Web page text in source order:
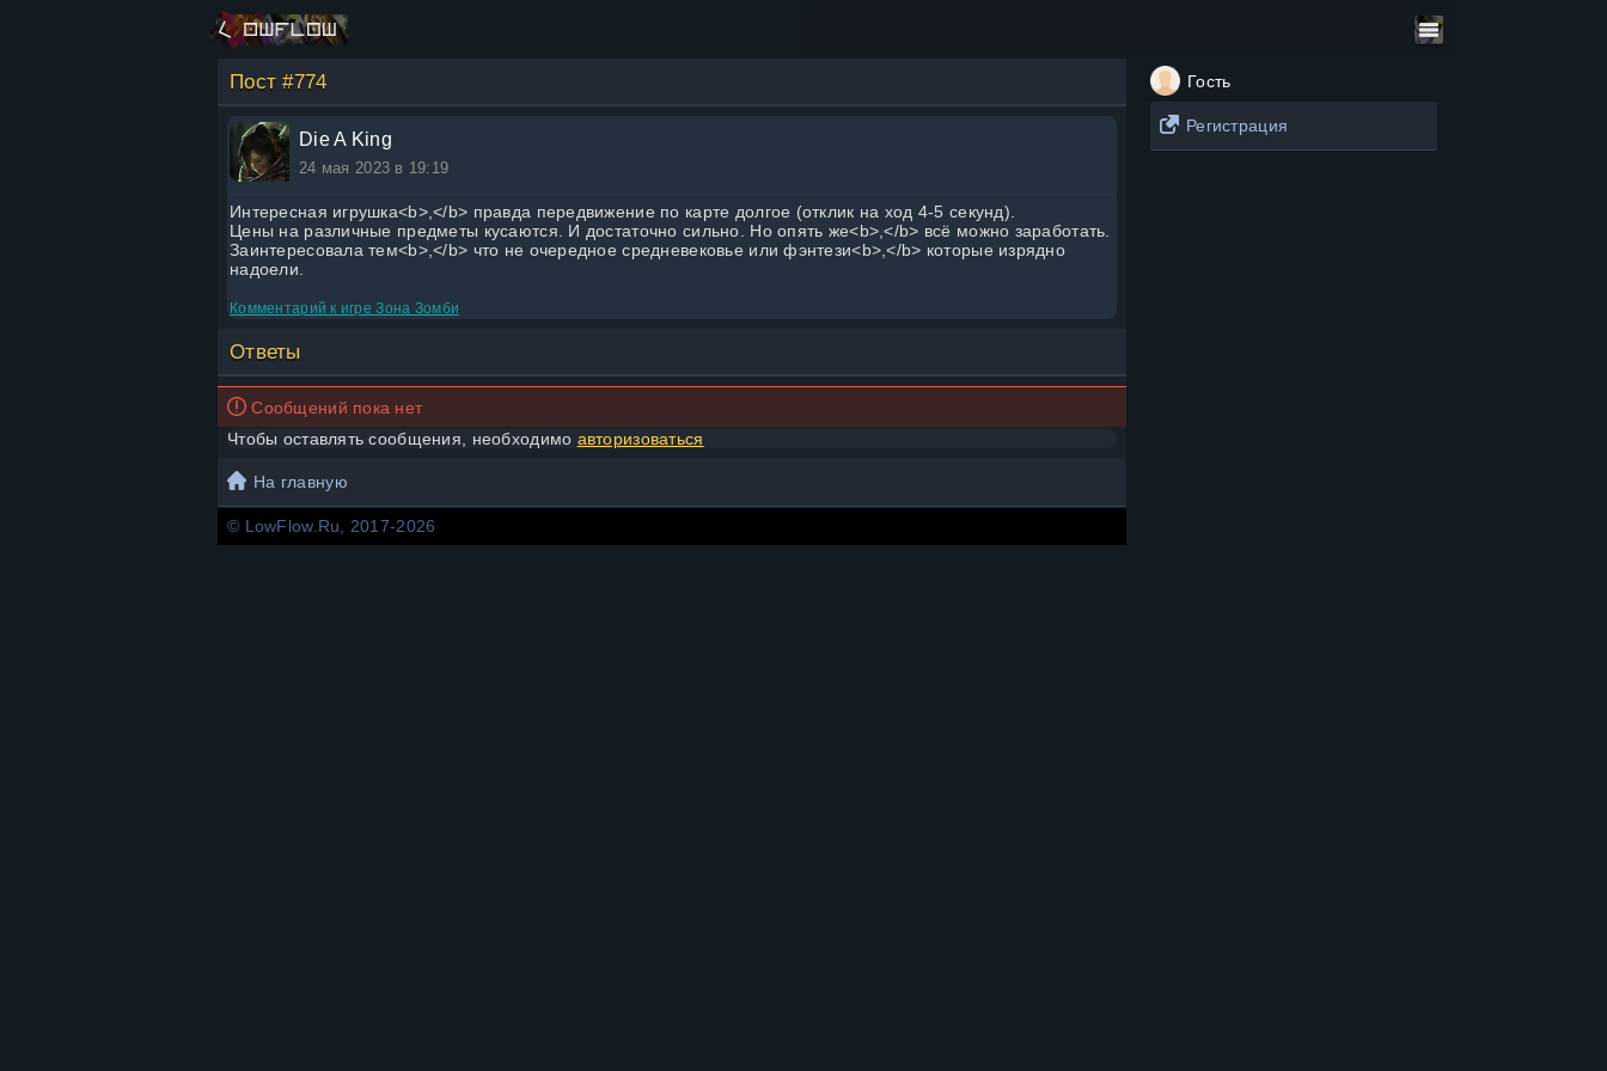
Гость
Регистрация
Пост #774
Die A King
24 мая 2023 в 19:19
Интересная игрушка<b>,</b> правда передвижение по карте долгое (отклик на ход 4-5 секунд).
Цены на различные предметы кусаются. И достаточно сильно. Но опять же<b>,</b> всё можно заработать.
Заинтересовала тем<b>,</b> что не очередное средневековье или фэнтези<b>,</b> которые изрядно
надоели.
Комментарий к игреЗона Зомби
Ответы
Сообщений пока нет
Чтобы оставлять сообщения, необходимо авторизоваться
На главную
© LowFlow.Ru, 2017-2026